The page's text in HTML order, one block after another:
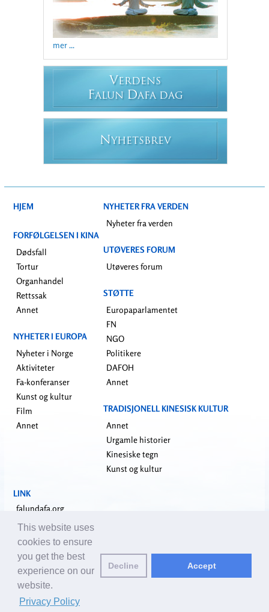
mer ...
VERDENS
FALUN DAFA DAG
NYHETSBREV
HJEM
FORFØLGELSEN I KINA
Dødsfall
Tortur
Organhandel
Rettssak
Annet
NYHETER I EUROPA
Nyheter i Norge
Aktiviteter
Fa-konferanser
Kunst og kultur
Film
Annet
NYHETER FRA VERDEN
Nyheter fra verden
UTØVERES FORUM
Utøveres forum
STØTTE
Europaparlamentet
FN
NGO
Politikere
DAFOH
Annet
TRADISJONELL KINESISK KULTUR
Annet
Urgamle historier
Kinesiske tegn
Kunst og kultur
LINK
falundafa.org
faluninfo.net
minghui.org
pureinsight.org
shenyunperformingarts.org
Kontakt oss: editor@no.clearharmony.net
This website uses
cookies to ensure
you get the best
experience on our
website.
Privacy Policy
Decline Accept